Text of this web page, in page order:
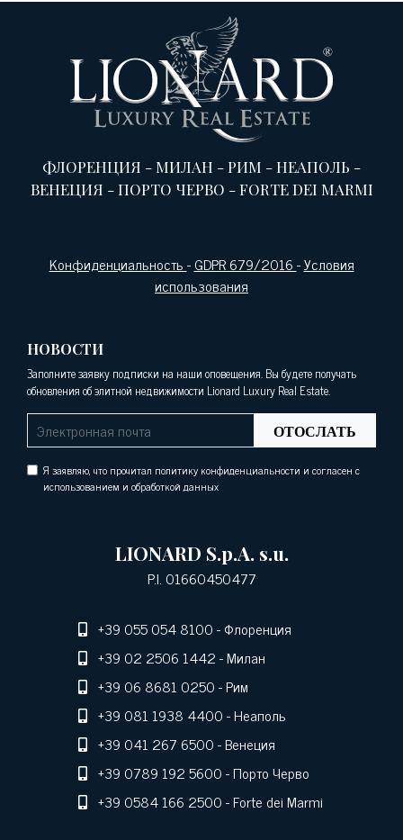
ФЛОРЕНЦИЯ -МИЛАН -РИМ -НЕАПОЛЬ -
ВЕНЕЦИЯ -ПОРТО ЧЕРВО -FORTE DEI MARMI
Конфиденциальность-GDPR 679/2016-Условия
использования
НОВОСТИ
Заполните заявку подписки на наши оповещения. Вы будете получать
обновления об элитной недвижимости Lionard Luxury Real Estate.
ОТОСЛАТЬ
Я заявляю, что прочитал политику конфиденциальности и согласен с
использованием и обработкой данных
LIONARD S.p.A. s.u.
P.I. 01660450477
+39 055 054 8100- Флоренция
+39 02 2506 1442- Милан
+39 06 8681 0250- Рим
+39 081 1938 4400- Неаполь
+39 041 267 6500- Венеция
+39 0789 192 5600- Порто Черво
+39 0584 166 2500- Forte dei Marmi